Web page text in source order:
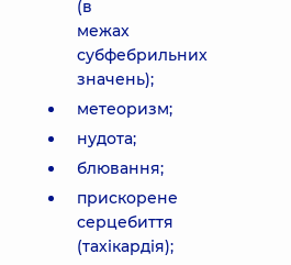
(в
межах
субфебрильних
значень);
метеоризм;
нудота;
блювання;
прискорене
серцебиття
(тахікардія);